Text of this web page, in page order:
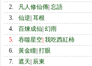
2.
凡人修仙傳 忘語
3.
仙逆 耳根
4.
百煉成仙 幻雨
5.
吞噬星空 我吃西紅柿
6.
黃金瞳 打眼
7.
遮天 辰東